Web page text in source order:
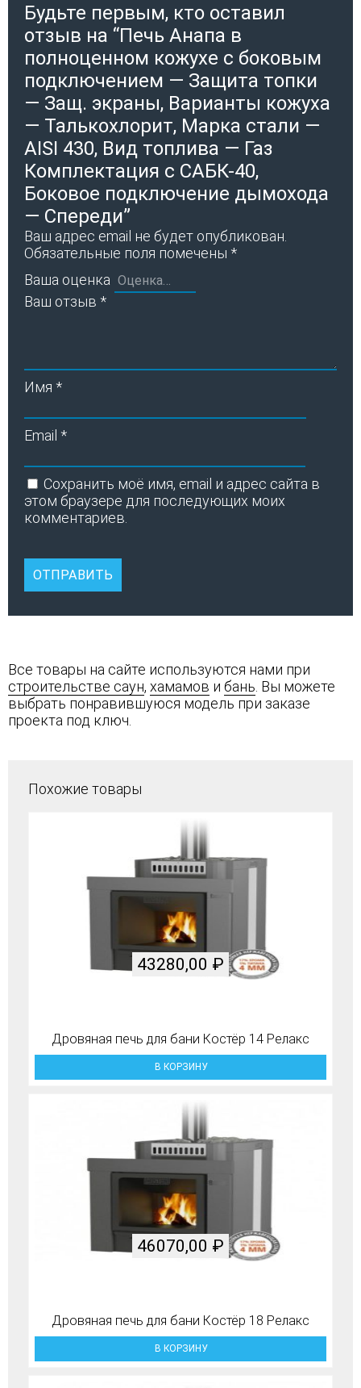
Будьте первым, кто оставил
отзыв на “Печь Анапа в
полноценном кожухе с боковым
подключением — Защита топки
— Защ. экраны, Варианты кожуха
— Талькохлорит, Марка стали —
AISI 430, Вид топлива — Газ
Комплектация с САБК-40,
Боковое подключение дымохода
— Спереди”
Ваш адрес email не будет опубликован.
Обязательные поля помечены *
Ваша оценка
Ваш отзыв *
Имя *
Email *
Сохранить моё имя, email и адрес сайта в
этом браузере для последующих моих
комментариев.
Все товары на сайте используются нами при
строительстве саун, хамамов и бань . Вы можете
выбрать понравившуюся модель при заказе
проекта под ключ.
Похожие товары
Дровяная печь для бани Костёр 14 Релакс
43280,00 ₽
В КОРЗИНУ
Дровяная печь для бани Костёр 18 Релакс
46070,00 ₽
В КОРЗИНУ